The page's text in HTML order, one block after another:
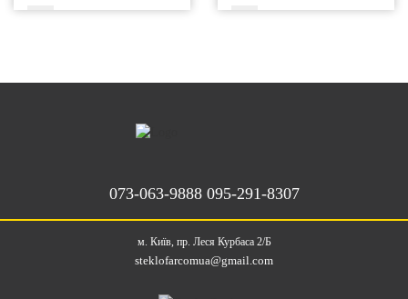
073-063-9888 095-291-8307
м. Київ, пр. Леся Курбаса 2/Б
steklofarcomua@gmail.com